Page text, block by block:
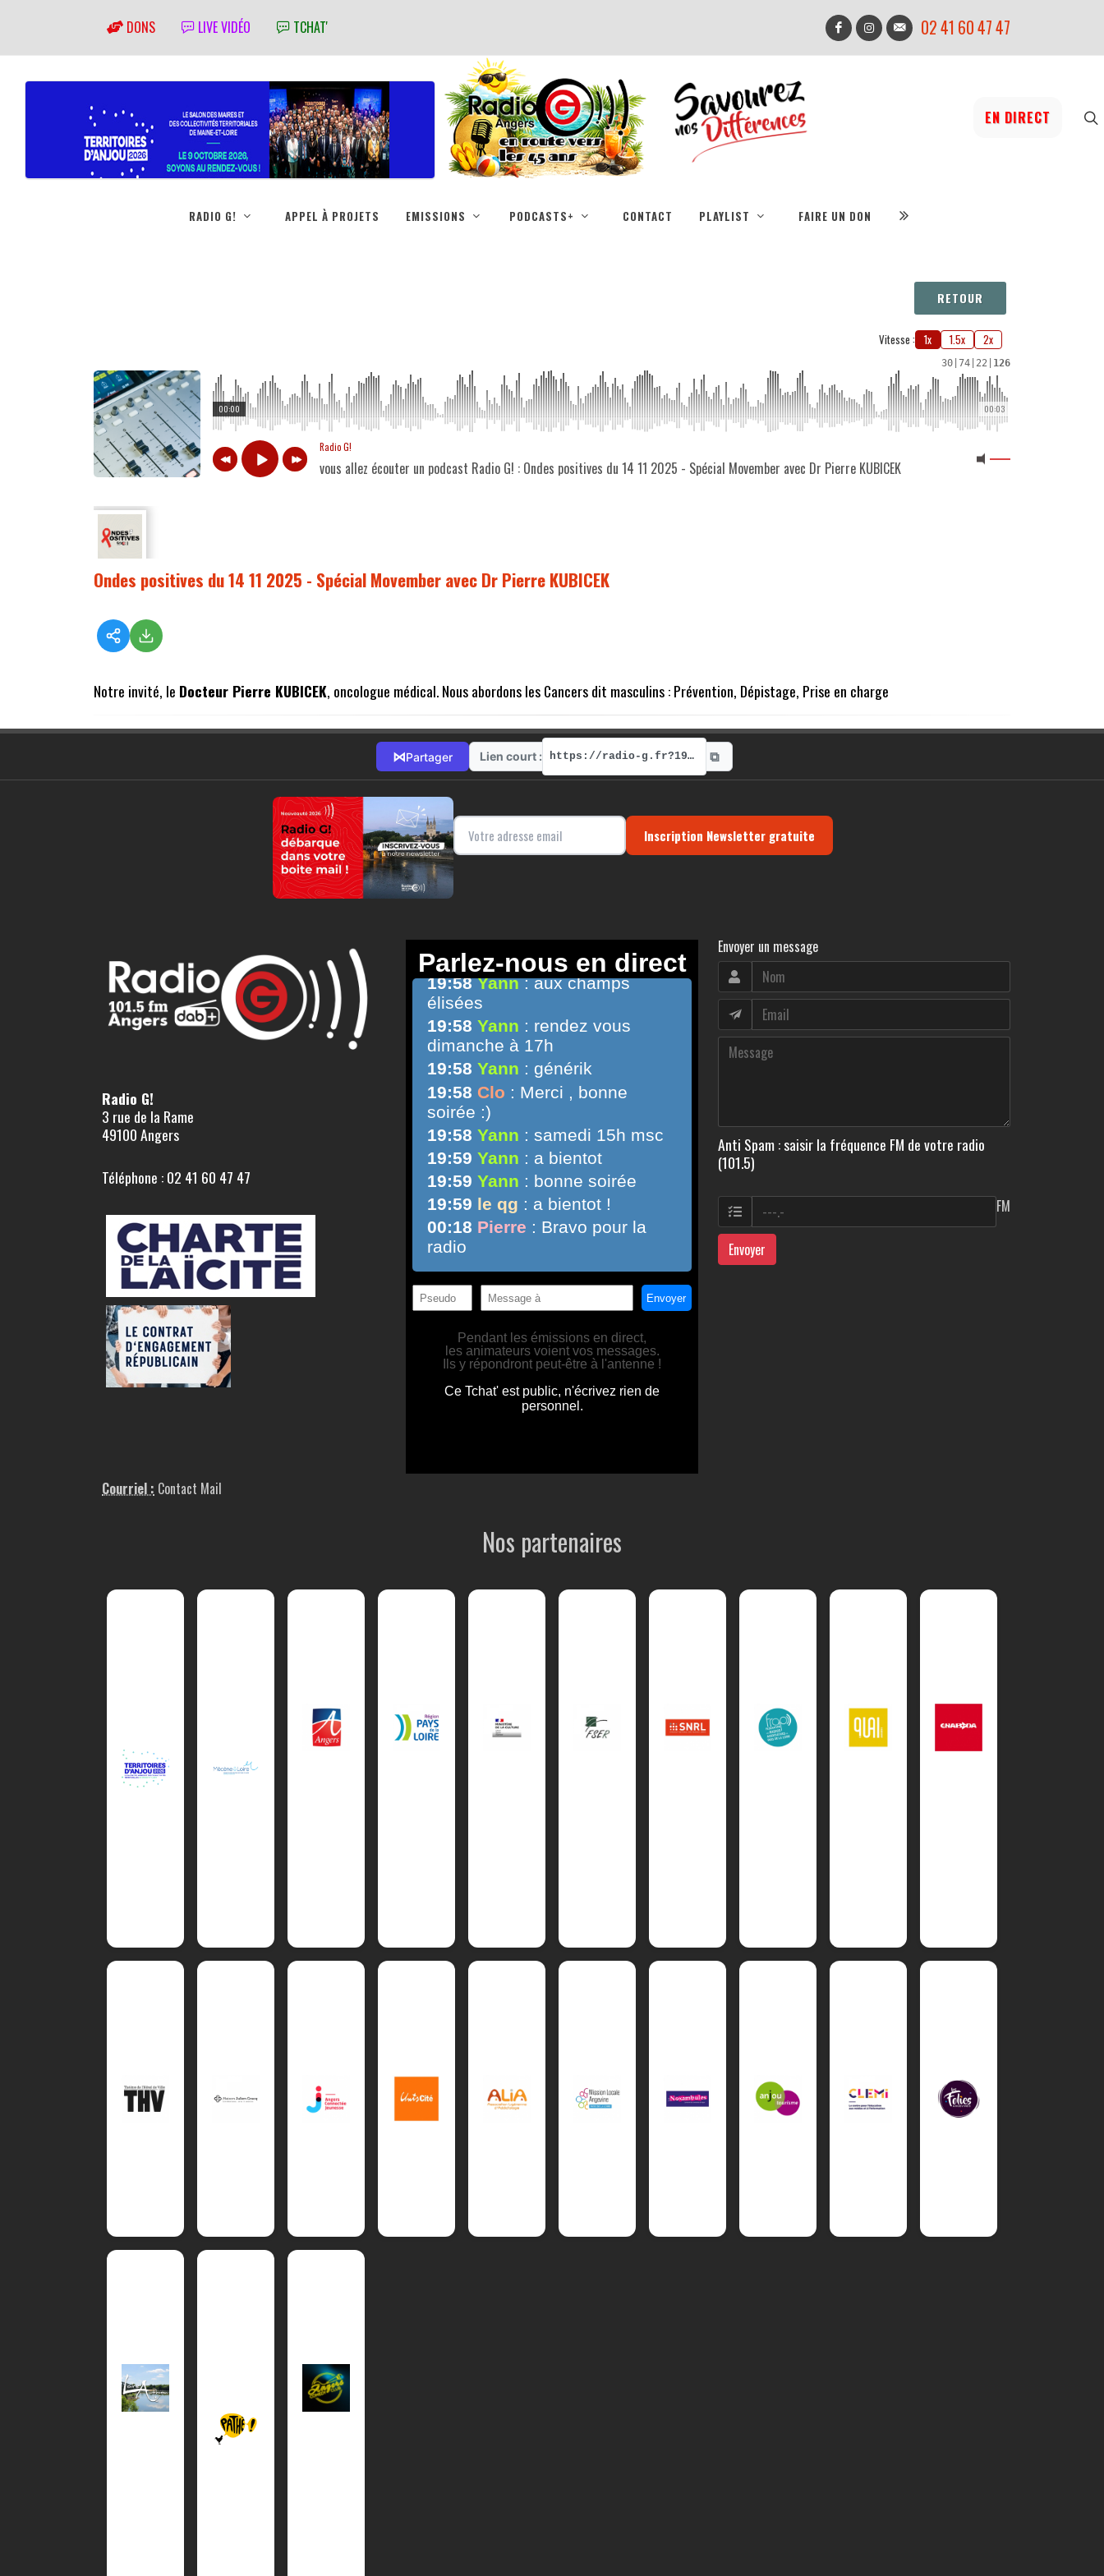
DONS LIVE VIDÉO TCHAT' 02 41 60 47 47
EN DIRECT
RADIO G! APPEL À PROJETS EMISSIONS PODCASTS+ CONTACT PLAYLIST FAIRE UN DON
RETOUR
Vitesse : 1x 1.5x 2x
30 74 22 126
00:03
00:00
Radio G!
vous allez écouter un podcast Radio G! : Ondes positives du 14 11 2025 - Spécial Movember avec Dr Pierre KUBICEK
Ondes positives du 14 11 2025 - Spécial Movember avec Dr Pierre KUBICEK
Notre invité, le Docteur Pierre KUBICEK, oncologue médical. Nous abordons les Cancers dit masculins : Prévention, Dépistage, Prise en charge
⋈Partager Lien court : https://radio-g.fr?19330 ⧉
Inscription Newsletter gratuite
Radio G!
3 rue de la Rame
49100 Angers
Téléphone : 02 41 60 47 47
Courriel : Contact Mail
Envoyer un message
Anti Spam : saisir la fréquence FM de votre radio
(101.5)
FM
Envoyer
Nos partenaires